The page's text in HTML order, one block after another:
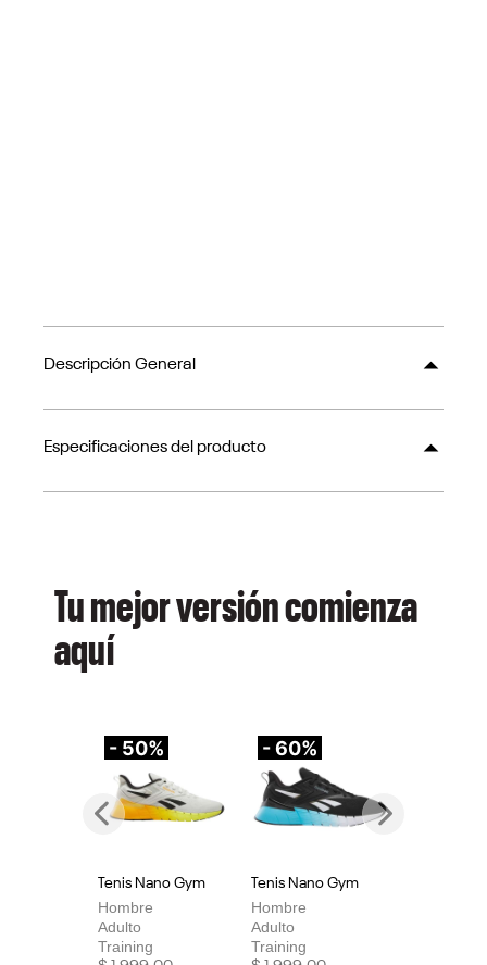
Descripción General
Especificaciones del producto
Tu mejor versión comienza
aquí
- 50%
Tenis Nano Gym
Hombre
Adulto
Training
- 60%
Tenis Nano Gym
Hombre
Adulto
Training
Previous